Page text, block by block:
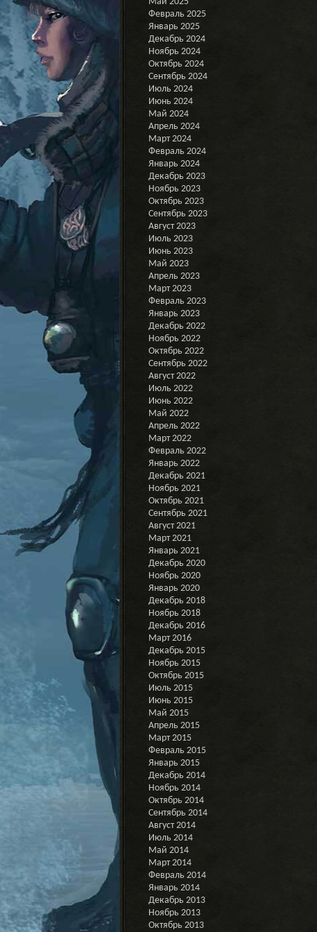
Февраль 2025
Январь 2025
Декабрь 2024
Ноябрь 2024
Октябрь 2024
Сентябрь 2024
Июль 2024
Июнь 2024
Май 2024
Апрель 2024
Март 2024
Февраль 2024
Январь 2024
Декабрь 2023
Ноябрь 2023
Октябрь 2023
Сентябрь 2023
Август 2023
Июль 2023
Июнь 2023
Май 2023
Апрель 2023
Март 2023
Февраль 2023
Январь 2023
Декабрь 2022
Ноябрь 2022
Октябрь 2022
Сентябрь 2022
Август 2022
Июль 2022
Июнь 2022
Май 2022
Апрель 2022
Март 2022
Февраль 2022
Январь 2022
Декабрь 2021
Ноябрь 2021
Октябрь 2021
Сентябрь 2021
Август 2021
Март 2021
Январь 2021
Декабрь 2020
Ноябрь 2020
Январь 2020
Декабрь 2018
Ноябрь 2018
Декабрь 2016
Март 2016
Декабрь 2015
Ноябрь 2015
Октябрь 2015
Июль 2015
Июнь 2015
Май 2015
Апрель 2015
Март 2015
Февраль 2015
Январь 2015
Декабрь 2014
Ноябрь 2014
Октябрь 2014
Сентябрь 2014
Август 2014
Июль 2014
Май 2014
Март 2014
Февраль 2014
Январь 2014
Декабрь 2013
Ноябрь 2013
Октябрь 2013